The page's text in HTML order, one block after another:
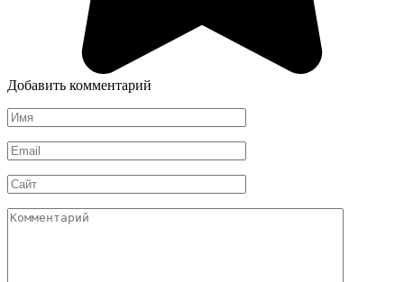
Добавить комментарий
Имя
*
Email
*
Сайт
Комментарий